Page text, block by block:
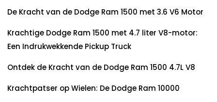
De Kracht van de Dodge Ram 1500 met 3.6 V6 Motor
Krachtige Dodge Ram 1500 met 4.7 liter V8-motor:
Een Indrukwekkende Pickup Truck
Ontdek de Kracht van de Dodge Ram 1500 4.7L V8
Krachtpatser op Wielen: De Dodge Ram 10000